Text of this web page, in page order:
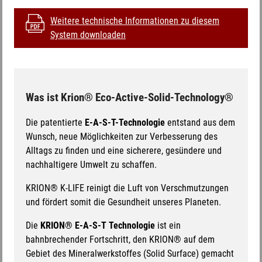
Weitere technische Informationen zu diesem
System downloaden
Was ist Krion® Eco-Active-Solid-Technology®
Die patentierte E-A-S-T-Technologie entstand aus dem
Wunsch, neue Möglichkeiten zur Verbesserung des
Alltags zu finden und eine sicherere, gesündere und
nachhaltigere Umwelt zu schaffen.
KRION® K-LIFE reinigt die Luft von Verschmutzungen
und fördert somit die Gesundheit unseres Planeten.
Die KRION® E-A-S-T Technologie ist ein
bahnbrechender Fortschritt, den KRION® auf dem
Gebiet des Mineralwerkstoffes (Solid Surface) gemacht